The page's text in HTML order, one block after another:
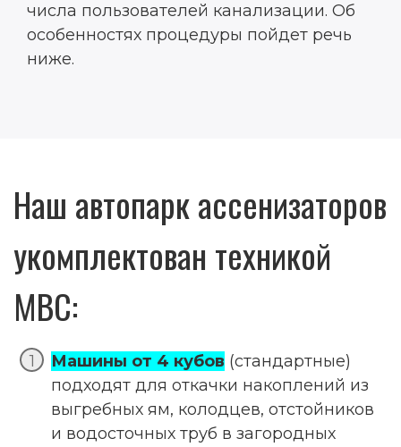
числа пользователей канализации. Об
особенностях процедуры пойдет речь
ниже.
Наш автопарк ассенизаторов
укомплектован техникой
МВС:
Машины от 4 кубов (стандартные)
подходят для откачки накоплений из
выгребных ям, колодцев, отстойников
и водосточных труб в загородных